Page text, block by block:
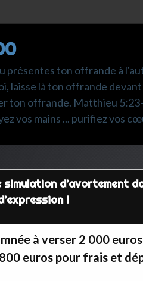
présentes ton offrande à
laisse là ton offrande
ton offrande. Matthieu 5:23-
vos mains ... purifiez vos
d’avortement
!
à verser 2 000
euros pour frais et